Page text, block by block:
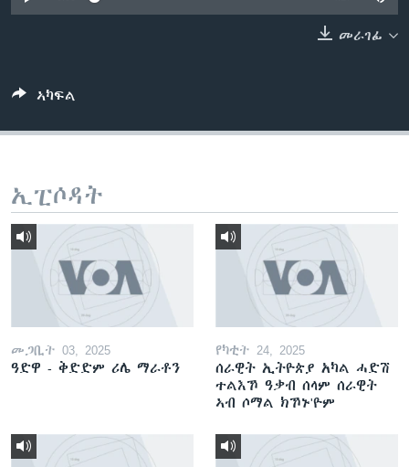
ቂሔ ጽልሚ
መራገፊ
ኣካፍል
ኢፒሶዳት
መጋቢት 03, 2025
ዓድዋ - ቅድድም ሪሌ ማራቶን
የካቲት 24, 2025
ሰራዊት ኢትዮጵያ አካል ሓድሽ
ተልእኾ ዓቃብ ሰላም ሰራዊት
ኣብ ሶማል ክኾኑ'ዮም